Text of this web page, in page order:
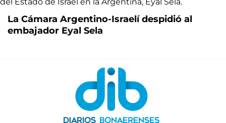
La Cámara Argentino-Israelí despidió al
embajador Eyal Sela